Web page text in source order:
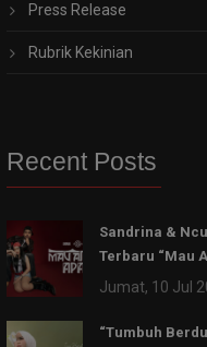
Press Release
Rubrik Kekinian
Recent Posts
Sandrina &
Terbaru “Mau
Jumat, 10 Jul
“Tumbuh